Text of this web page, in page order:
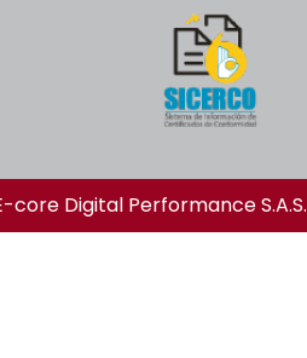
core Digital Performance S.A.S.